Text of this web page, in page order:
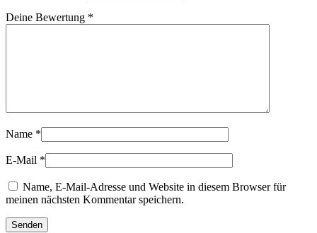
Deine Bewertung *
Name *
E-Mail *
Name, E-Mail-Adresse und Website in diesem Browser für
meinen nächsten Kommentar speichern.